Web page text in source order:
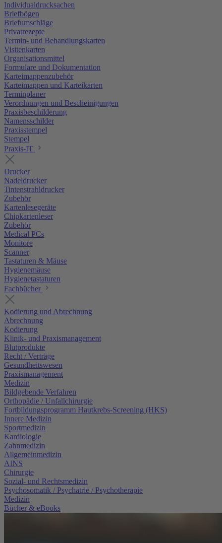
Individualdrucksachen
Briefbögen
Briefumschläge
Privatrezepte
Termin- und Behandlungskarten
Visitenkarten
Organisationsmittel
Formulare und Dokumentation
Karteimappenzubehör
Karteimappen und Karteikarten
Terminplaner
Verordnungen und Bescheinigungen
Praxisbeschilderung
Namensschilder
Praxisstempel
Stempel
Praxis-IT
Drucker
Nadeldrucker
Tintenstrahldrucker
Zubehör
Kartenlesegeräte
Chipkartenleser
Zubehör
Medical PCs
Monitore
Scanner
Tastaturen & Mäuse
Hygienemäuse
Hygienetastaturen
Fachbücher
Kodierung und Abrechnung
Abrechnung
Kodierung
Klinik- und Praxismanagement
Blutprodukte
Recht / Verträge
Gesundheitswesen
Praxismanagement
Medizin
Bildgebende Verfahren
Orthopädie / Unfallchirurgie
Fortbildungsprogramm Hautkrebs-Screening (HKS)
Innere Medizin
Sportmedizin
Kardiologie
Zahnmedizin
Allgemeinmedizin
AINS
Chirurgie
Sozial- und Rechtsmedizin
Psychosomatik / Psychatrie / Psychotherapie
Medizin
Bücher & eBooks